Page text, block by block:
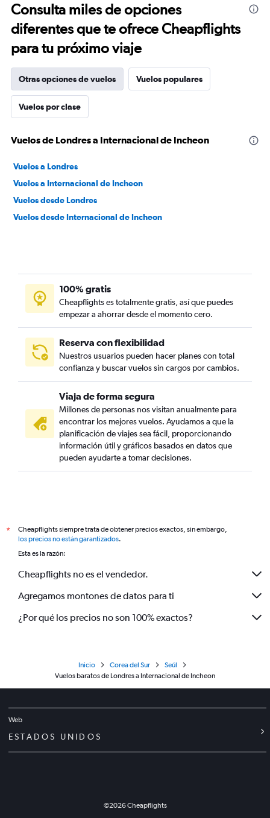
Consulta miles de opciones
diferentes que te ofrece Cheapflights
para tu próximo viaje
Otras opciones de vuelos Vuelos populares
Vuelos por clase
Vuelos de Londres a Internacional de Incheon
Vuelos a Londres
Vuelos a Internacional de Incheon
Vuelos desde Londres
Vuelos desde Internacional de Incheon
100% gratis
Cheapflights es totalmente gratis, así que puedes
empezar a ahorrar desde el momento cero.
Reserva con flexibilidad
Nuestros usuarios pueden hacer planes con total
confianza y buscar vuelos sin cargos por cambios.
Viaja de forma segura
Millones de personas nos visitan anualmente para
encontrar los mejores vuelos. Ayudamos a que la
planificación de viajes sea fácil, proporcionando
información útil y gráficos basados en datos que
pueden ayudarte a tomar decisiones.
*
Cheapflights siempre trata de obtener precios exactos, sin embargo,
los precios no están garantizados.
Esta es la razón:
Cheapflights no es el vendedor.
Agregamos montones de datos para ti
¿Por qué los precios no son 100% exactos?
Inicio Corea del Sur
Seúl
Vuelos baratos de Londres a Internacional de Incheon
Web
ESTADOS UNIDOS
©2026Cheapflights